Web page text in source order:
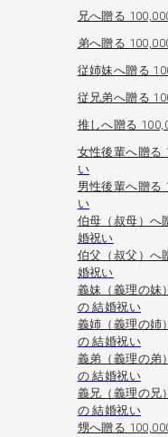
兄へ贈る
弟へ贈る
従姉妹へ贈る
従兄弟へ贈る
推しへ贈る
女性後輩へ贈る
い
男性後輩へ贈る
い
伯母（叔母）へ
婚祝い
伯父（叔父）へ
婚祝い
義妹（義理の妹
の 結婚祝い
義姉（義理の姉
の 結婚祝い
義弟（義理の弟
の 結婚祝い
義兄（義理の兄
の 結婚祝い
甥へ贈る